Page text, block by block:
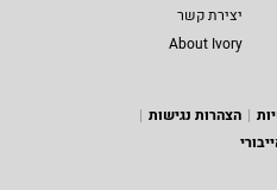
יצירת קשר
About Ivory
הצהרות נגישות